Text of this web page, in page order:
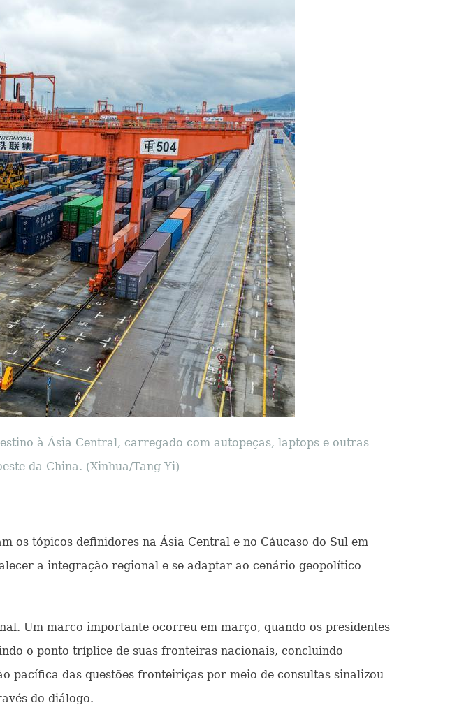
à Ásia Central, carregado com autopeças, laptops e outras
da China. (Xinhua/Tang Yi)
os tópicos definidores na Ásia Central e no Cáucaso do Sul em
a integração regional e se adaptar ao cenário geopolítico
Um marco importante ocorreu em março, quando os presidentes
o ponto tríplice de suas fronteiras nacionais, concluindo
pacífica das questões fronteiriças por meio de consultas sinalizou
do diálogo.